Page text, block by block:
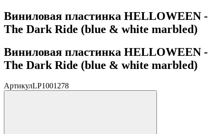
Виниловая пластинка HELLOWEEN -
The Dark Ride (blue & white marbled)
Виниловая пластинка HELLOWEEN -
The Dark Ride (blue & white marbled)
АртикулLP1001278